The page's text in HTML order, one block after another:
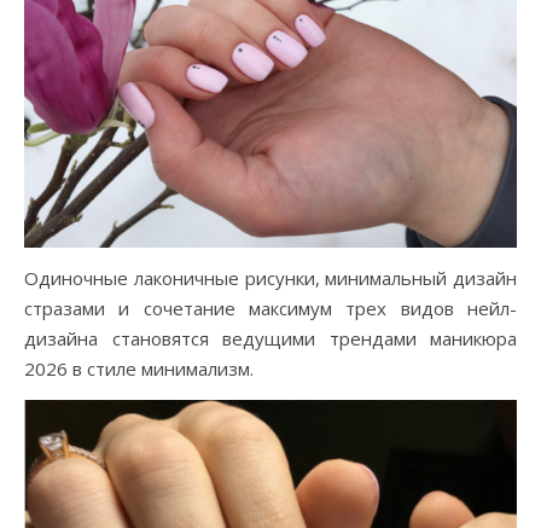
Одиночные лаконичные рисунки, минимальный дизайн
стразами и сочетание максимум трех видов нейл-
дизайна становятся ведущими трендами маникюра
2026 в стиле минимализм.